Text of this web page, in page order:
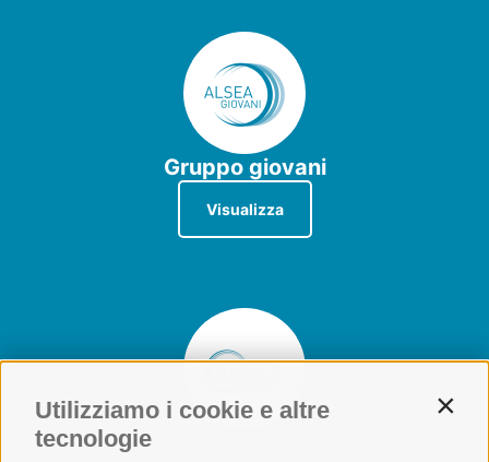
Utilizziamo i cookie e altre
tecnologie
Gruppo giovani
Visualizza